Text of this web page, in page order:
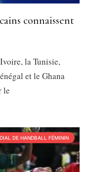
connaissent
la Tunisie,
et le Ghana
le
DE HANDBALL FÉMININ